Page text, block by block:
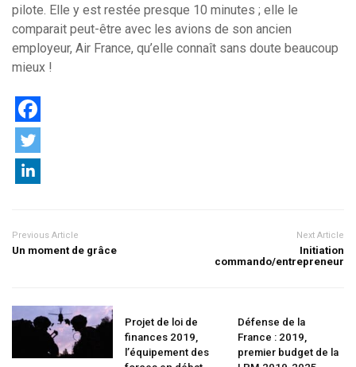
pilote. Elle y est restée presque 10 minutes ; elle le
comparait peut-être avec les avions de son ancien
employeur, Air France, qu’elle connaît sans doute beaucoup
mieux !
Previous Article
Un moment de grâce
Next Article
Initiation
commando/entrepreneur
Projet de loi de
finances 2019,
l’équipement des
Défense de la
France : 2019,
premier budget de la